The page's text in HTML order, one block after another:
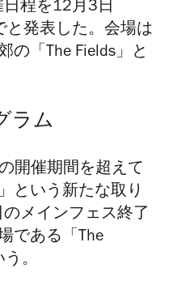
程を12月3日
と発表した。会場は
の「The Fields」と
ラム
開催期間を超えて
という新たな取り
メインフェス終了
である「The
。